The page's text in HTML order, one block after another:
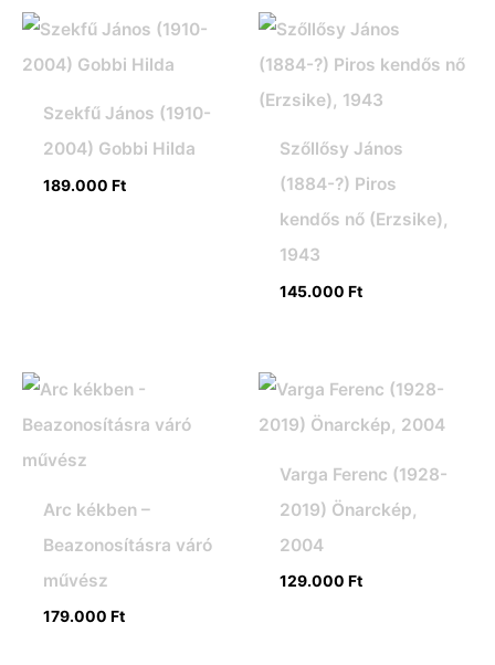
Szekfű János (1910-
2004) Gobbi Hilda
189.000 Ft
Szőllősy János
(1884-?) Piros
kendős nő (Erzsike),
1943
145.000 Ft
Arc kékben –
Beazonosításra váró
művész
179.000 Ft
Varga Ferenc (1928-
2019) Önarckép,
2004
129.000 Ft